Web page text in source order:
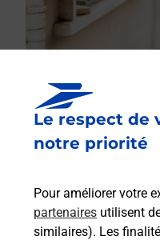
Le respect de
notre priorité
Pour améliorer votre
partenaires utilisent
similaires). Les
Boîte aux lettres
6 Rue De La Cote D
10200 Fontaine
Le lien s'ouvre dans un